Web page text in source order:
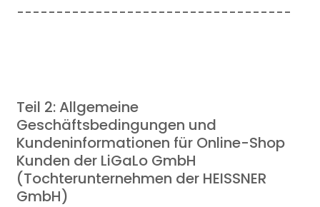
-----------------------------------
Teil 2: Allgemeine
Geschäftsbedingungen und
Kundeninformationen für Online-Shop
Kunden der LiGaLo GmbH
(Tochterunternehmen der HEISSNER
GmbH)